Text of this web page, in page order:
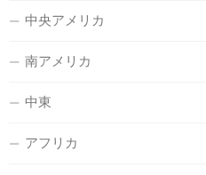
中央アメリカ
南アメリカ
中東
アフリカ